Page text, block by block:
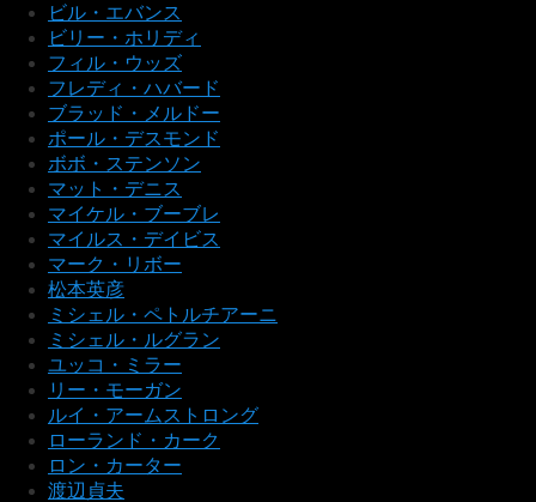
ビル・エバンス
ビリー・ホリディ
フィル・ウッズ
フレディ・ハバード
ブラッド・メルドー
ポール・デスモンド
ボボ・ステンソン
マット・デニス
マイケル・ブーブレ
マイルス・デイビス
マーク・リボー
松本英彦
ミシェル・ペトルチアーニ
ミシェル・ルグラン
ユッコ・ミラー
リー・モーガン
ルイ・アームストロング
ローランド・カーク
ロン・カーター
渡辺貞夫